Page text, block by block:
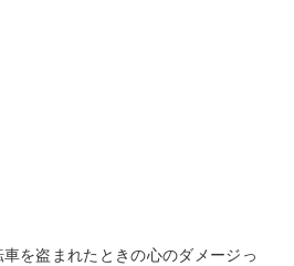
を盗まれたときの心のダメージっ